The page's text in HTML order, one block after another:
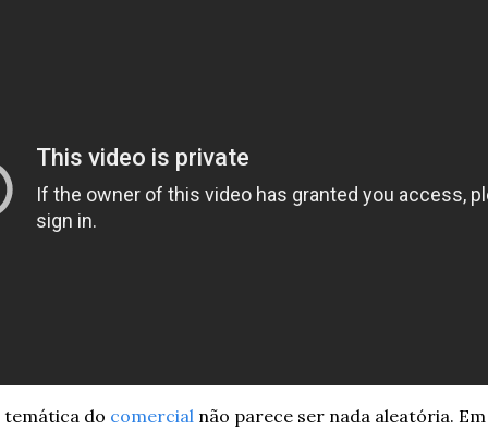
temática do comercial não parece ser nada aleatória. Em